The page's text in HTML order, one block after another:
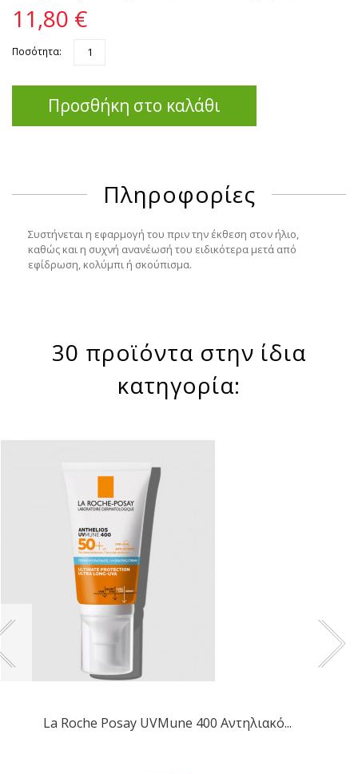
11,80 €
Ποσότητα:
Προσθήκη στο καλάθι
Πληροφορίες
Συστήνεται η εφαρμογή του πριν την έκθεση στον ήλιο,
καθώς και η συχνή ανανέωσή του ειδικότερα μετά από
εφίδρωση, κολύμπι ή σκούπισμα.
30 προϊόντα στην ίδια
κατηγορία:
La Roche Posay UVMune 400 Αντηλιακό...